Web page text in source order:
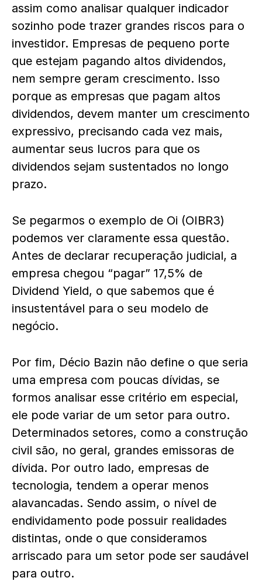
assim como analisar qualquer indicador
sozinho pode trazer grandes riscos para o
investidor. Empresas de pequeno porte
que estejam pagando altos dividendos,
nem sempre geram crescimento. Isso
porque as empresas que pagam altos
dividendos, devem manter um crescimento
expressivo, precisando cada vez mais,
aumentar seus lucros para que os
dividendos sejam sustentados no longo
prazo.
Se pegarmos o exemplo de Oi (OIBR3)
podemos ver claramente essa questão.
Antes de declarar recuperação judicial, a
empresa chegou “pagar” 17,5% de
Dividend Yield, o que sabemos que é
insustentável para o seu modelo de
negócio.
Por fim, Décio Bazin não define o que seria
uma empresa com poucas dívidas, se
formos analisar esse critério em especial,
ele pode variar de um setor para outro.
Determinados setores, como a construção
civil são, no geral, grandes emissoras de
dívida. Por outro lado, empresas de
tecnologia, tendem a operar menos
alavancadas. Sendo assim, o nível de
endividamento pode possuir realidades
distintas, onde o que consideramos
arriscado para um setor pode ser saudável
para outro.